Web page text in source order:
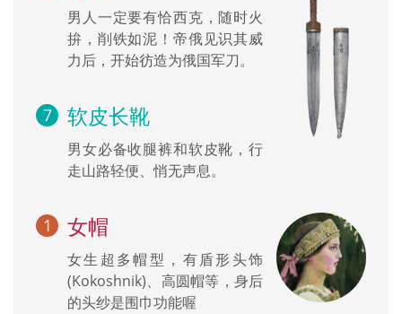
男人一定要有恰西克，随时火
拚，削铁如泥！帝俄见识其威
力后，开始彷造为俄国军刀。
软皮长靴
男女必备收腿裤和软皮靴，行
走山路轻便、悄无声息。
女帽
女生超多帽型，有盾形头饰
(Kokoshnik)、高圆帽等，身后
的头纱是围巾功能喔